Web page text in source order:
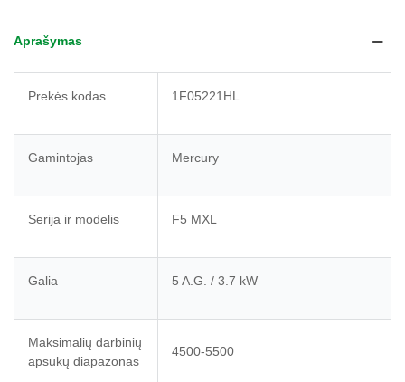
Aprašymas
Prekės kodas 1F05221HL
Gamintojas Mercury
Serija ir modelis F5 MXL
Galia 5 A.G. / 3.7 kW
Maksimalių darbinių
apsukų diapazonas
4500-5500